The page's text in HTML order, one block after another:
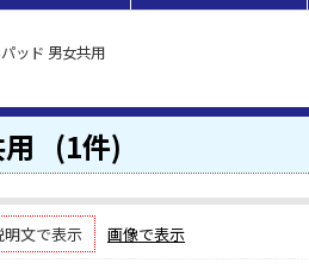
ッド 男女共用
(1件)
文で表示 画像で表示